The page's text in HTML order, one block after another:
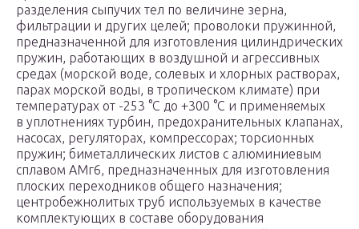
разделения сыпучих тел по величине зерна,
фильтрации и других целей; проволоки пружинной,
предназначенной для изготовления цилиндрических
пружин, работающих в воздушной и агрессивных
средах (морской воде, солевых и хлорных растворах,
парах морской воды, в тропическом климате) при
температурах от -253 °С до +300 °С и применяемых
в уплотнениях турбин, предохранительных клапанах,
насосах, регуляторах, компрессорах; торсионных
пружин; биметаллических листов с алюминиевым
сплавом АМг6, предназначенных для изготовления
плоских переходников общего назначения;
центробежнолитых труб используемых в качестве
комплектующих в составе оборудования